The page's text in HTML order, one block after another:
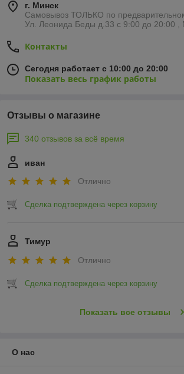
г. Минск
Самовывоз ТОЛЬКО по
Ул. Леонида Беды д.33 с 9:00 до 20:00 ,
Контакты
Сегодня работает с 10:00 до 20:00
Показать весь график работы
Отзывы о магазине
340 отзывов за всё время
иван
Отлично
Сделка подтверждена через корзину
Тимур
Отлично
Сделка подтверждена через корзину
Показать все отзывы
О нас